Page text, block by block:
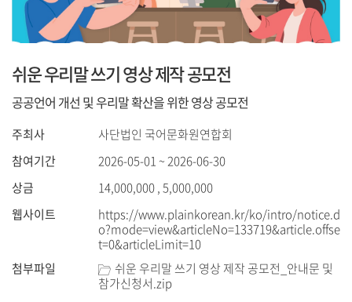
쉬운 우리말 쓰기 영상 제작 공모전
공공언어 개선 및 우리말 확산을 위한 영상 공모전
주최사
사단법인 국어문화원연합회
참여기간
2026-05-01 ~ 2026-06-30
상금
14,000,000 , 5,000,000
웹사이트
https://www.plainkorean.kr/ko/intro/notice.d
o?mode=view&articleNo=133719&article.offse
t=0&articleLimit=10
첨부파일
쉬운 우리말 쓰기 영상 제작 공모전_안내문 및
참가신청서.zip